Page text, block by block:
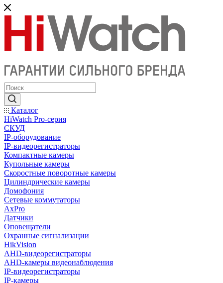
Каталог
HiWatch Pro-серия
CКУД
IP-оборудование
IP-видеорегистраторы
Компактные камеры
Купольные камеры
Скоростные поворотные камеры
Цилиндрические камеры
Домофония
Сетевые коммутаторы
AxPro
Датчики
Оповещатели
Охранные сигнализации
HikVision
AHD-видеорегистраторы
AHD-камеры видеонаблюдения
IP-видеорегистраторы
IP-камеры